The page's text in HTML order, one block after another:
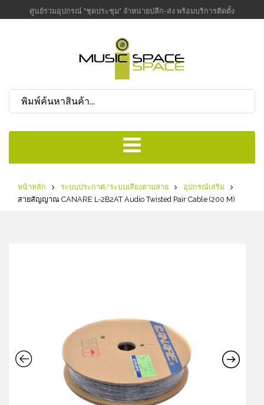
ศูนย์รวมอุปกรณ์ "ชุดประชุม" จำหน่ายปลีก-ส่ง พร้อมบริการติดตั้ง
หน้าหลัก ระบบประกาศ/ระบบเสียงตามสาย
อุปกรณ์เสริม
สายสัญญาณ CANARE L-2B2AT Audio Twisted Pair Cable (200 M)